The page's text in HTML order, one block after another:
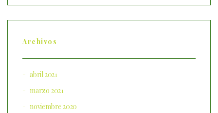
Archivos
abril 2021
marzo 2021
noviembre 2020